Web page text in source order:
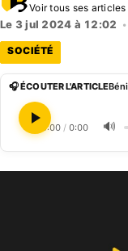
Voir tous ses articles
Le 3 jul 2024 à 12:02 •
SOCIÉTÉ
🎧 ÉCOUTER L'ARTICLE
0:00 / 0:00 🔊